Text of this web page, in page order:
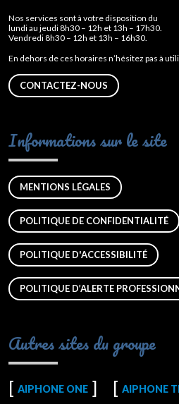
Nos services sont à votre disposition du
lundi au jeudi 8h30 – 12h et 13h – 17h30.
Vendredi 8h30 – 12h et 13h – 16h30.
En dehors de ces horaires n’hésitez pas à
CONTACTEZ-NOUS
Informations sur le site
MENTIONS LÉGALES
POLITIQUE DE CONFIDENTIALITÉ
POLITIQUE D'ACCESSIBILITÉ
POLITIQUE D’ALERTE
Autres sites du groupe
AIPHONE ONE AIPHONE